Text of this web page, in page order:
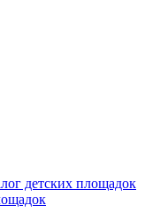
детских площадок